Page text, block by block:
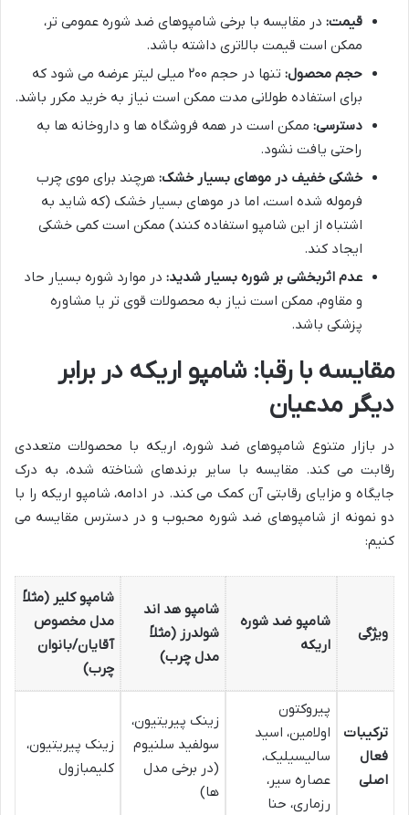
قیمت: در مقایسه با برخی شامپوهای ضد شوره عمومی تر،
ممکن است قیمت بالاتری داشته باشد.
حجم محصول:
تنها در حجم ۲۰۰ میلی لیتر عرضه می شود که
برای استفاده طولانی مدت ممکن است نیاز به خرید مکرر باشد.
دسترسی: ممکن است در همه فروشگاه ها و داروخانه ها به
راحتی یافت نشود.
خشکی خفیف در موهای بسیار خشک: هرچند برای موی چرب
فرموله شده است، اما در موهای بسیار خشک (که شاید به
اشتباه از این شامپو استفاده کنند) ممکن است کمی خشکی
ایجاد کند.
عدم اثربخشی بر شوره بسیار شدید: در موارد شوره بسیار حاد
و مقاوم، ممکن است نیاز به محصولات قوی تر یا مشاوره
پزشکی باشد.
مقایسه با رقبا: شامپو اریکه در برابر
دیگر مدعیان
در بازار متنوع شامپوهای ضد شوره، اریکه با محصولات متعددی
رقابت می کند. مقایسه با سایر برندهای شناخته شده، به درک
جایگاه و مزایای رقابتی آن کمک می کند. در ادامه، شامپو اریکه را با
دو نمونه از شامپوهای ضد شوره محبوب و در دسترس مقایسه می
کنیم:
ویژگی
شامپو ضد شوره
اریکه
شامپو هد اند
شولدرز (مثلاً
مدل چرب)
شامپو کلیر (مثلاً
مدل مخصوص
آقایان/بانوان
چرب)
ترکیبات
فعال
اصلی
پیروکتون
اولامین، اسید
سالیسیلیک،
عصاره سیر،
رزماری، حنا
زینک پیریتیون،
سولفید سلنیوم
(در برخی مدل
ها)
زینک پیریتیون،
کلیمبازول